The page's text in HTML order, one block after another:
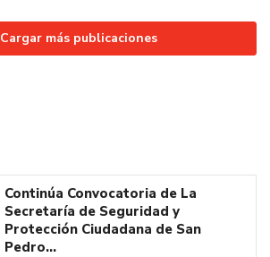
Cargar más publicaciones
Continúa Convocatoria de La
Secretaría de Seguridad y
Protección Ciudadana de San
Pedro…